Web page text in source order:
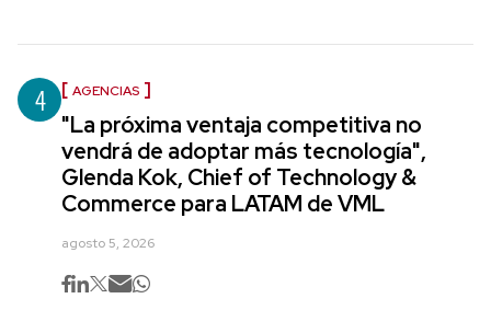
4 AGENCIAS
"La próxima ventaja competitiva no
vendrá de adoptar más tecnología",
Glenda Kok, Chief of Technology &
Commerce para LATAM de VML
agosto 5, 2026